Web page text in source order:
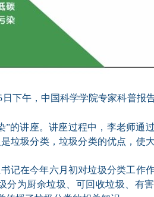
日 下午， 中国科学学院专家科普报
”的讲座。讲座过程中， 李老师通
垃圾分类，垃圾分类的优点，使
记在今年六月初对垃圾分类工作
分为厨余垃圾、可回收垃圾、有